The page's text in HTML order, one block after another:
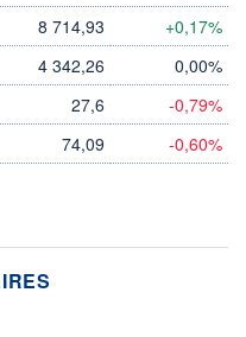
8 714,93 +0,17%
4 342,26 0,00%
27,6 -0,79%
74,09 -0,60%